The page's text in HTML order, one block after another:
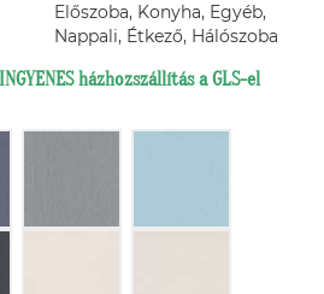
Előszoba, Konyha, Egyéb,
Nappali, Étkező, Hálószoba
házhozszállítás a GLS-el